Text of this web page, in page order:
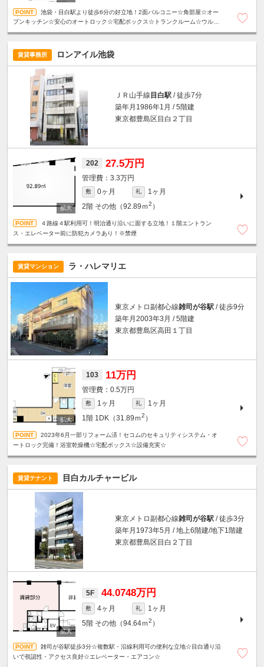
池袋・目白駅より徒歩6分の好立地！2面バルコニー☆角部屋☆オー
プンキッチン☆安心のオートロック☆宅配ボックス☆トランクルーム☆ウルト
賃貸事務所 ロンアイル池袋
ＪＲ山手線 目白駅 / 徒歩7分
築年月1986年1月 / 5階建
東京都豊島区目白２丁目
202 27.5万円
3.3万円
敷 0ヶ月 礼
1ヶ月
2階 その他（92.89ｍ2 ）
４路線４駅利用可！明治通り沿いに面する立地！１階エントラン
ス・エレベーター前に防犯カメラあり！※禁煙
賃貸マンション ラ・ハレマリエ
東京メトロ副都心線雑司が谷駅 / 徒歩9分
築年月2003年3月 / 5階建
東京都豊島区高田１丁目
103 11万円
0.5万円
敷 1ヶ月 礼
1ヶ月
1階 1DK（31.89ｍ2 ）
2023年6月一部リフォーム済！セコムのセキュリティシステム・オ
ートロック完備！浴室乾燥機☆宅配ボックス☆設備充実☆
賃貸テナント 目白カルチャービル
東京メトロ副都心線雑司が谷駅 / 徒歩3分
築年月1973年5月 / 地上6階建/地下1階建
東京都豊島区目白２丁目
5F 44.0748万円
敷 4ヶ月 礼
1ヶ月
5階 その他（94.64ｍ2 ）
雑司が谷駅徒歩3分☆複数駅・沿線利用可の便利な立地☆目白通り沿
いで視認性・アクセス良好☆エレベーター・エアコン☆